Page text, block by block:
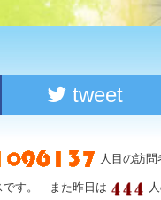
tweet
人目の訪
です。 また昨日は